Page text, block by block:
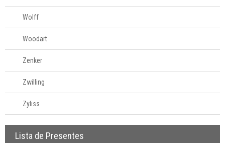
Wolff
Woodart
Zenker
Zwilling
Zyliss
Lista de Presentes